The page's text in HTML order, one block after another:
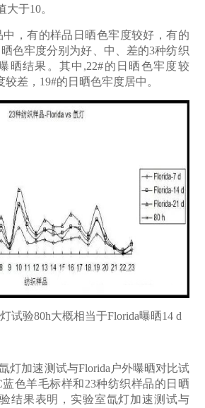
大于10。
中，有的样品日晒色牢度较好，有的
色牢度分别为好、中、差的3种纺织
晒结果。其中 ,22#的日晒色牢度较
较差， 19#的日晒色牢度居中。
试验80h大概相当于Florida曝晒14 d
灯加速测试与Florida 户外曝晒对比试
蓝色羊毛标样和23种纺织样品的日晒
结果表明，实验室氙灯加速测试与